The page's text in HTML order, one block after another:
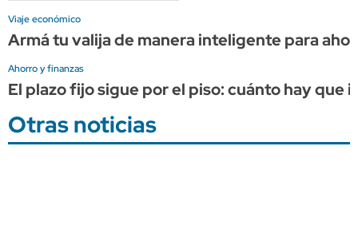
Viaje económico
Armá tu valija de manera inteligente para
Ahorro y finanzas
El plazo fijo sigue por el piso: cuánto hay
Otras noticias